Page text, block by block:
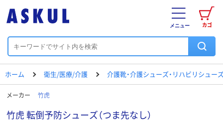
カゴ
メニュー
ホーム 衛生/医療/介護 介護靴・介護シューズ・リハビリシュー
メーカー 竹虎
竹虎 転倒予防シューズ（つま先なし）